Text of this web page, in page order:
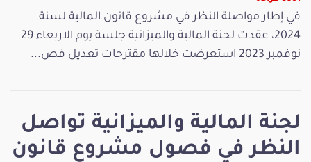
لجنة المالية والميزانية تواصل
النظر في فصول مشروع قانون
في إطار مواصلة النظر في مشروع قانون المالية لسنة
2024، عقدت لجنة المالية والميزانية جلسة يوم الاربعاء 29
نوفمبر 2023 استعرضت خلالها مقترحات تعديل فص...